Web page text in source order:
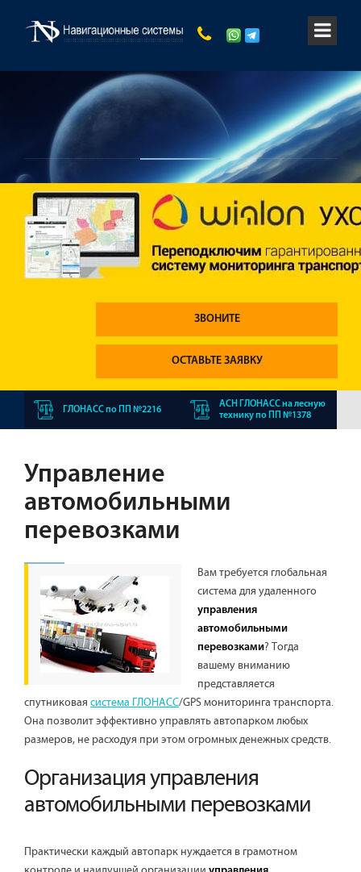
ЗВОНИТЕ
ОСТАВЬТЕ ЗАЯВКУ
ГЛОНАСС по ПП №2216
АСН ГЛОНАСС на лесную
технику по ПП №1378
Управление
автомобильными
перевозками
Вам требуется глобальная
система для удаленного
управления
автомобильными
перевозками? Тогда
вашему вниманию
представляется
спутниковая система ГЛОНАСС/GPS мониторинга транспорта.
Она позволит эффективно управлять автопарком любых
размеров, не расходуя при этом огромных денежных средств.
Организация управления
автомобильными перевозками
Практически каждый автопарк нуждается в грамотном